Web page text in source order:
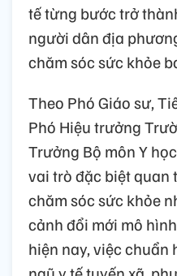
tế từng bước trở
người dân địa
chăm sóc sức khỏe
Theo Phó Giáo sư,
Phó Hiệu trưởng
Trưởng Bộ môn Y
vai trò đặc biệt quan
chăm sóc sức khỏe
cảnh đổi mới mô
hiện nay, việc chuẩn